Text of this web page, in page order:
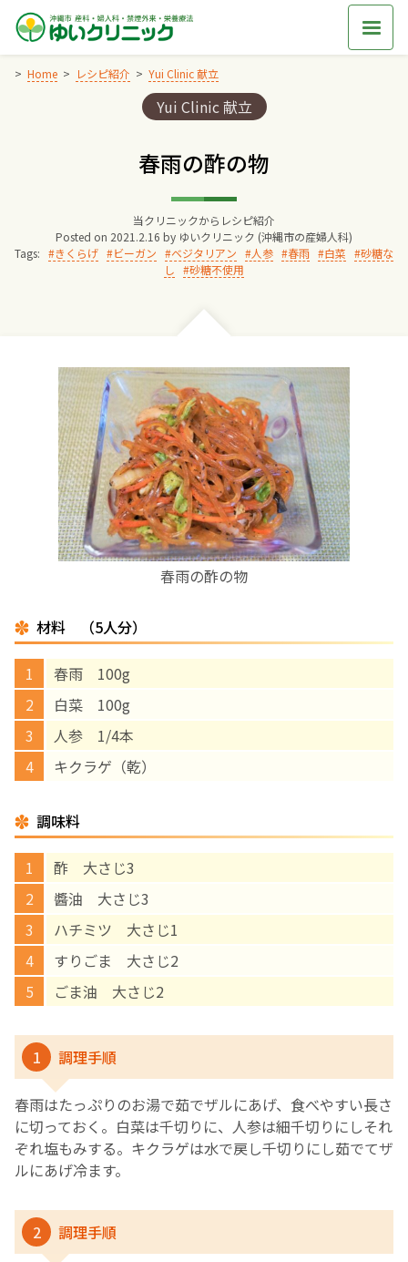
Skip
content
Home レシピ紹介 Yui Clinic 献立
Categories:
Yui Clinic 献立
春雨の酢の物
当クリニックからレシピ紹介
Posted on 2021.2.16 by ゆいクリニック (沖縄市の産婦人科)
Tags:
きくらげ ビーガン ベジタリアン 人参 春雨 白菜
砂糖な
し
砂糖不使用
春雨の酢の物
材料 （5人分）
春雨 100g
白菜 100g
人参 1/4本
キクラゲ（乾）
調味料
酢 大さじ3
醬油 大さじ3
ハチミツ 大さじ1
すりごま 大さじ2
ごま油 大さじ2
1 調理手順
春雨はたっぷりのお湯で茹でザルにあげ、食べやすい長さ
に切っておく。白菜は千切りに、人参は細千切りにしそれ
ぞれ塩もみする。キクラゲは水で戻し千切りにし茹でてザ
ルにあげ冷ます。
2 調理手順
院長からのごあいさつ
妊婦健診
お産について
親と子の結びつき支援
母乳育児
その他の診療内容
‘さんルーム’ でさまざまな講座・クラス
遠方にお住まいで当院での出産を希望される方へ
English Page